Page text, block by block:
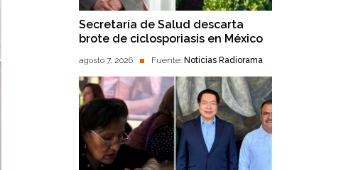
Secretaría de Salud descarta
brote de ciclosporiasis en México
agosto 7, 2026 Fuente: Noticias Radiorama